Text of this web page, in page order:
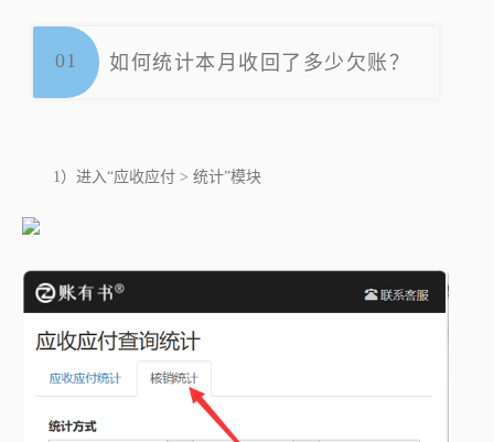
01 如何统计本月收回了多少欠账？
1）进入“应收应付 > 统计”模块